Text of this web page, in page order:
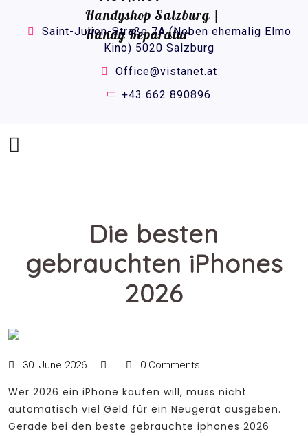
Saint-Julien-Straße 7A (Neben ehemalig Elmo
Kino) 5020 Salzburg
Office@vistanet.at
+43 662 890896
Die besten
gebrauchten iPhones
2026
30. June 2026 0 Comments
Wer 2026 ein iPhone kaufen will, muss nicht
automatisch viel Geld für ein Neugerät ausgeben.
Gerade bei den beste gebrauchte iphones 2026